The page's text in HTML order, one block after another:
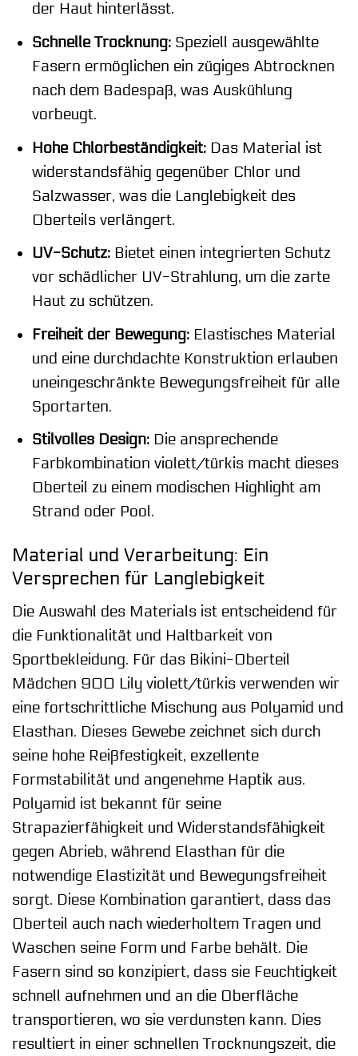
der Haut hinterlässt.
Schnelle Trocknung:Speziell ausgewählte
Fasern ermöglichen ein zügiges Abtrocknen
nach dem Badespaß, was Auskühlung
vorbeugt.
Hohe Chlorbeständigkeit:Das Material ist
widerstandsfähig gegenüber Chlor und
Salzwasser, was die Langlebigkeit des
Oberteils verlängert.
UV-Schutz:Bietet einen integrierten Schutz
vor schädlicher UV-Strahlung, um die zarte
Haut zu schützen.
Freiheit der Bewegung:Elastisches Material
und eine durchdachte Konstruktion erlauben
uneingeschränkte Bewegungsfreiheit für alle
Sportarten.
Stilvolles Design:Die ansprechende
Farbkombination violett/türkis macht dieses
Oberteil zu einem modischen Highlight am
Strand oder Pool.
Material und Verarbeitung: Ein
Versprechen für Langlebigkeit
Die Auswahl des Materials ist entscheidend für
die Funktionalität und Haltbarkeit von
Sportbekleidung. Für das Bikini-Oberteil
Mädchen 900 Lily violett/türkis verwenden wir
eine fortschrittliche Mischung aus Polyamid und
Elasthan. Dieses Gewebe zeichnet sich durch
seine hohe Reißfestigkeit, exzellente
Formstabilität und angenehme Haptik aus.
Polyamid ist bekannt für seine
Strapazierfähigkeit und Widerstandsfähigkeit
gegen Abrieb, während Elasthan für die
notwendige Elastizität und Bewegungsfreiheit
sorgt. Diese Kombination garantiert, dass das
Oberteil auch nach wiederholtem Tragen und
Waschen seine Form und Farbe behält. Die
Fasern sind so konzipiert, dass sie Feuchtigkeit
schnell aufnehmen und an die Oberfläche
transportieren, wo sie verdunsten kann. Dies
resultiert in einer schnellen Trocknungszeit, die